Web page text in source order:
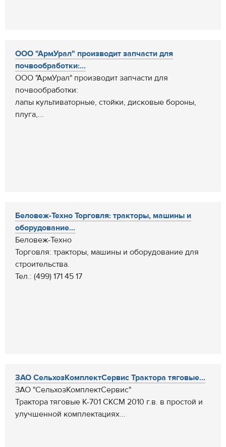
ООО "АрмУрал" производит запчасти для
почвообработки:...
ООО "АрмУрал" производит запчасти для
почвообработки:
лапы культиваторные, стойки, дисковые бороны,
плуга,...
Беловеж-Техно Торговля: тракторы, машины и
оборудование...
Беловеж-Техно
Торговля: тракторы, машины и оборудование для
строительства.
Тел.: (499) 171 45 17
ЗАО СельхозКомплектСервис Трактора тяговые...
ЗАО "СельхозКомплектСервис"
Трактора тяговые К-701 СКСМ 2010 г.в. в простой и
улучшенной комплектациях...